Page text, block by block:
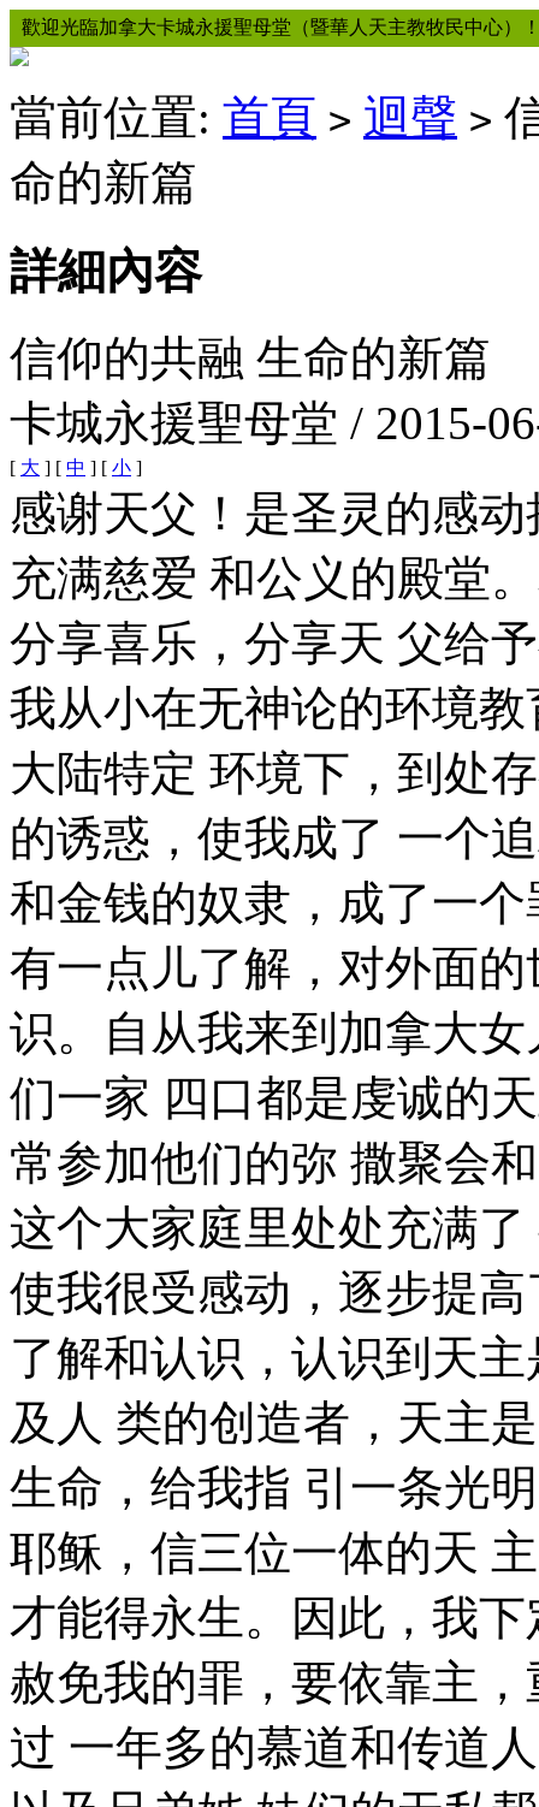
歡迎光臨加拿大卡城永援聖母堂（暨華人天主教牧民中心）
當前位置: 首頁 > 迴聲 >
命的新篇
詳細內容
信仰的共融 生命的新篇
卡城永援聖母堂 / 2015-
[ 大 ] [ 中 ] [ 小 ]
感谢天父！是圣灵的感
充满慈爱 和公义的殿堂
分享喜乐，分享天 父给
我从小在无神论的环境
大陆特定 环境下，到处
的诱惑，使我成了 一个
和金钱的奴隶，成了一
有一点儿了解，对外面
识。自从我来到加拿大
们一家 四口都是虔诚的
常参加他们的弥 撒聚会
这个大家庭里处处充满
使我很受感动，逐步提
了解和认识，认识到天
及人 类的创造者，天主
生命，给我指 引一条光
耶稣，信三位一体的天
才能得永生。因此，我
赦免我的罪，要依靠主
过 一年多的慕道和传道